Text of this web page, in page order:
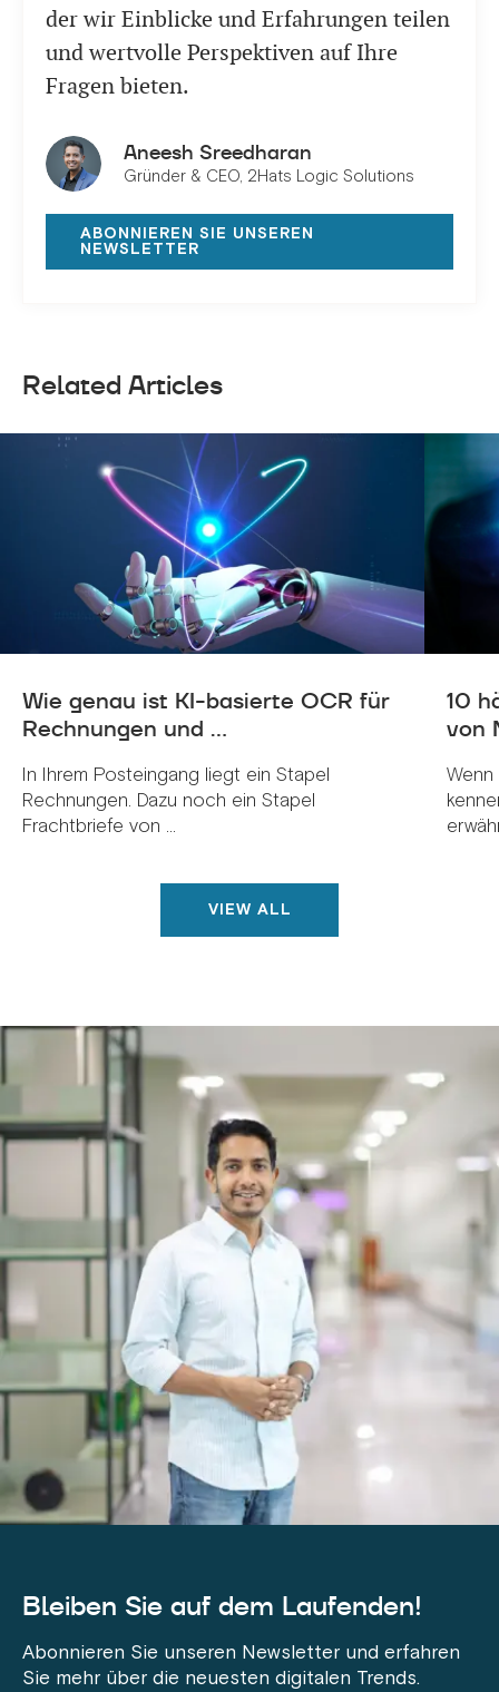
der wir Einblicke und Erfahrungen teilen
und wertvolle Perspektiven auf Ihre
Fragen bieten.
Aneesh Sreedharan
Gründer & CEO, 2Hats Logic Solutions
ABONNIEREN SIE UNSEREN
NEWSLETTER
Related Articles
Wie genau ist KI-basierte OCR für
Rechnungen und ...
In Ihrem Posteingang liegt ein Stapel
Rechnungen. Dazu noch ein Stapel
Frachtbriefe von ...
10
von
VIEW ALL
Bleiben Sie auf dem Laufenden!
Abonnieren Sie unseren Newsletter und erfahren
Sie mehr über die neuesten digitalen Trends.